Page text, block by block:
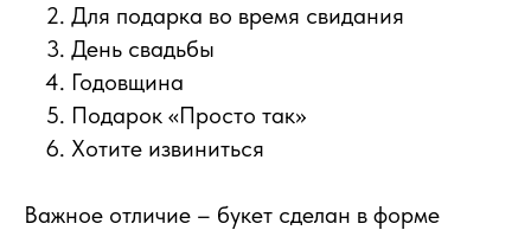
Для подарка во время свидания
День свадьбы
Годовщина
Подарок «Просто так»
Хотите извиниться
Важное отличие – букет сделан в форме